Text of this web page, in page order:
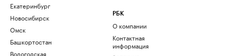
Екатеринбург
Новосибирск
Омск
Башкортостан
Вологодская
РБК
О компании
Контактная
информация